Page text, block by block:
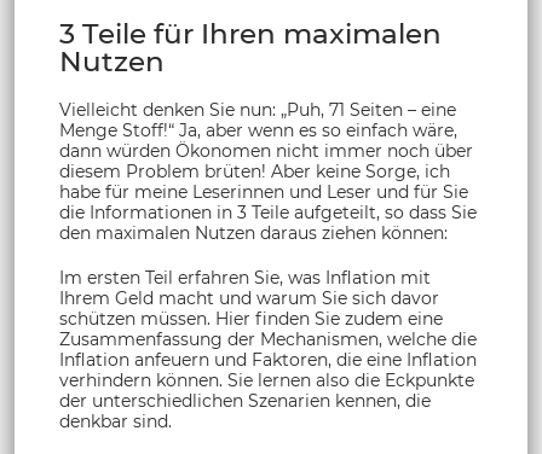
3 Teile für Ihren maximalen
Nutzen
Vielleicht denken Sie nun: „Puh, 71 Seiten – eine
Menge Stoff!“ Ja, aber wenn es so einfach wäre,
dann würden Ökonomen nicht immer noch über
diesem Problem brüten! Aber keine Sorge, ich
habe für meine Leserinnen und Leser und für Sie
die Informationen in 3 Teile aufgeteilt, so dass Sie
den maximalen Nutzen daraus ziehen können:
Im ersten Teil erfahren Sie, was Inflation mit
Ihrem Geld macht und warum Sie sich davor
schützen müssen. Hier finden Sie zudem eine
Zusammenfassung der Mechanismen, welche die
Inflation anfeuern und Faktoren, die eine Inflation
verhindern können. Sie lernen also die Eckpunkte
der unterschiedlichen Szenarien kennen, die
denkbar sind.